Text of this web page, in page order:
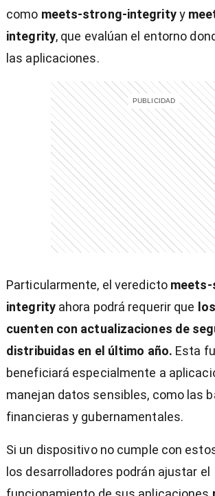
como meets-strong-integrityy
integrity, que evalúan el entorno
las aplicaciones.
Particularmente, el veredicto
integrityahora podrá requerir que
cuenten con actualizaciones de
distribuidas en el último año. Esta
beneficiará especialmente a
manejan datos sensibles, como las
financieras y gubernamentales.
Si un dispositivo no cumple con
los desarrolladores podrán ajustar el